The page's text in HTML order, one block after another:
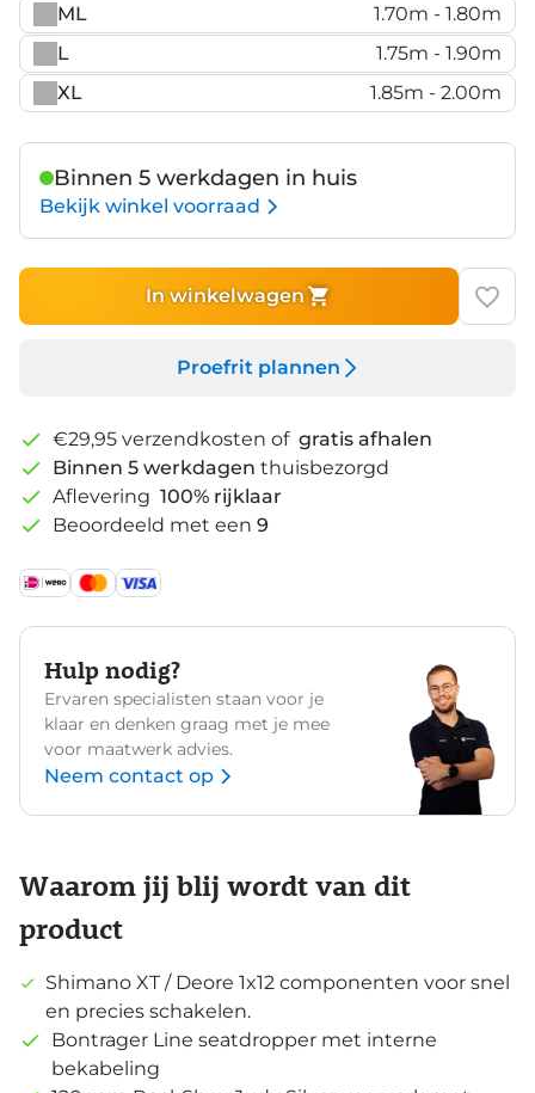
ML
1.70m - 1.80m
L
1.75m - 1.90m
XL
1.85m - 2.00m
Binnen 5 werkdagen in huis
Bekijk winkel voorraad
In winkelwagen
Proefrit plannen
€29,95 verzendkosten of gratis afhalen
Binnen 5 werkdagen thuisbezorgd
Aflevering 100% rijklaar
Beoordeeld met een 9
Hulp nodig?
Ervaren specialisten staan voor je
klaar en denken graag met je mee
voor maatwerk advies.
Neem contact op
Waarom jij blij wordt van dit
product
Shimano XT / Deore 1x12 componenten voor snel
en precies schakelen.
Bontrager Line seatdropper met interne
bekabeling